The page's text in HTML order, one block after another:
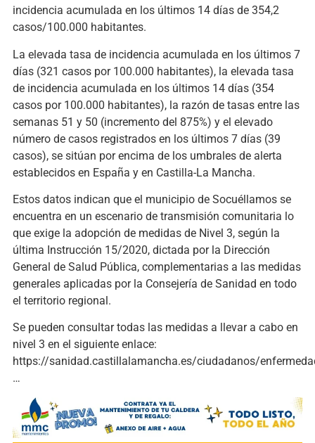
incidencia acumulada en los últimos 14 días de 354,2
casos/100.000 habitantes.
La elevada tasa de incidencia acumulada en los últimos 7
días (321 casos por 100.000 habitantes), la elevada tasa
de incidencia acumulada en los últimos 14 días (354
casos por 100.000 habitantes), la razón de tasas entre las
semanas 51 y 50 (incremento del 875%) y el elevado
número de casos registrados en los últimos 7 días (39
casos), se sitúan por encima de los umbrales de alerta
establecidos en España y en Castilla-La Mancha.
Estos datos indican que el municipio de Socuéllamos se
encuentra en un escenario de transmisión comunitaria lo
que exige la adopción de medidas de Nivel 3, según la
última Instrucción 15/2020, dictada por la Dirección
General de Salud Pública, complementarias a las medidas
generales aplicadas por la Consejería de Sanidad en todo
el territorio regional.
Se pueden consultar todas las medidas a llevar a cabo en
nivel 3 en el siguiente enlace:
https://sanidad.castillalamancha.es/ciudadanos/
…